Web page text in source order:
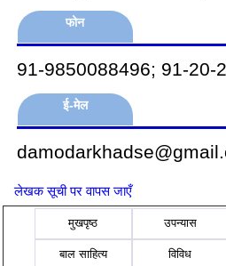
फोन
91-9850088496; 91-20-
ई-मेल
लेखक सूची पर वापस जाएँ
मुखपृष्ठ उपन्यास
बाल साहित्य विविध